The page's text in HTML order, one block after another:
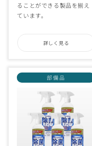
ることができる製品を揃え
ています。
詳しく見る
部備品